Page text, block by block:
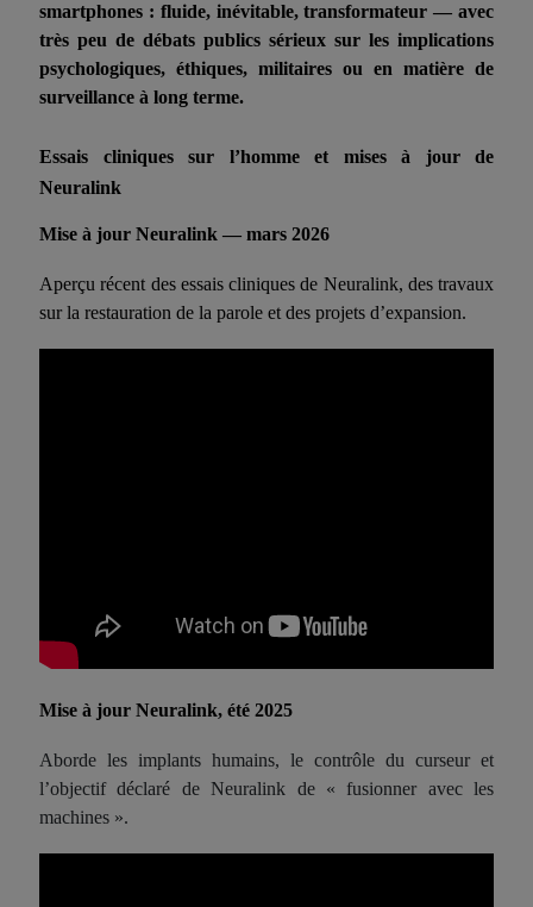
smartphones : fluide, inévitable, transformateur — avec
très peu de débats publics sérieux sur les implications
psychologiques, éthiques, militaires ou en matière de
surveillance à long terme.
Essais cliniques sur l’homme et mises à jour de
Neuralink
Mise à jour Neuralink — mars 2026
Aperçu récent des essais cliniques de Neuralink, des travaux
sur la restauration de la parole et des projets d’expansion.
Mise à jour Neuralink, été 2025
Aborde les implants humains, le contrôle du curseur et
l’objectif déclaré de Neuralink de « fusionner avec les
machines ».